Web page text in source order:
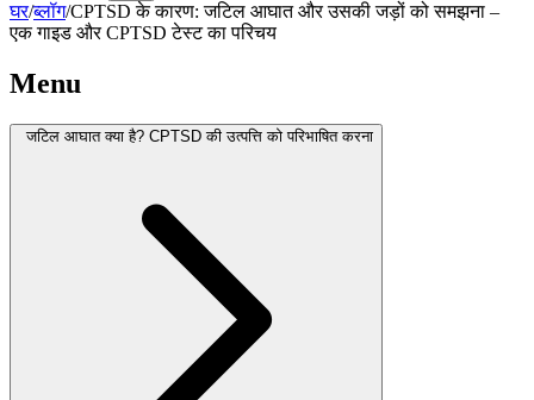
घर/ब्लॉग/CPTSD के कारण: जटिल आघात और उसकी जड़ों को समझना –
एक गाइड और CPTSD टेस्ट का परिचय
Menu
जटिल आघात क्या है? CPTSD की उत्पत्ति को परिभाषित करना